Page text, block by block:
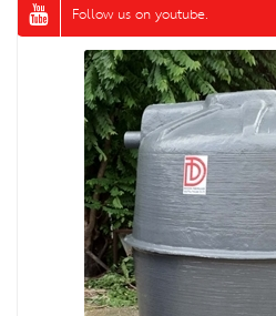
Follow us on youtube.